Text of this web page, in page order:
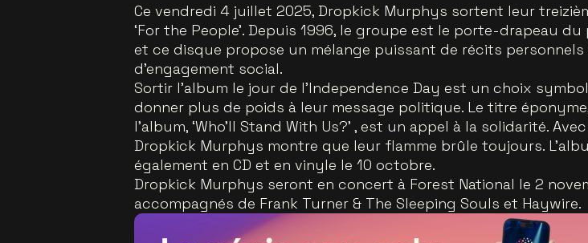
Ce vendredi 4 juillet 2025, Dropkick Murphys sortent leur
‘For the People’. Depuis 1996, le groupe est le porte-drapeau
et ce disque propose un mélange puissant de récits personnels
d’engagement social.
Sortir l’album le jour de l’Independence Day est un choix
donner plus de poids à leur message politique. Le titre
l’album, ‘Who’ll Stand With Us?’ , est un appel à la solidarité. Avec
Dropkick Murphys montre que leur flamme brûle toujours.
également en CD et en vinyle le 10 octobre.
Dropkick Murphys seront en concert à Forest National le 2
accompagnés de Frank Turner & The Sleeping Souls et Haywire.